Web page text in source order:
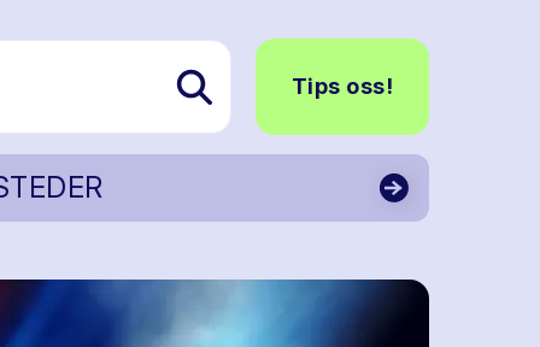
Tips oss!